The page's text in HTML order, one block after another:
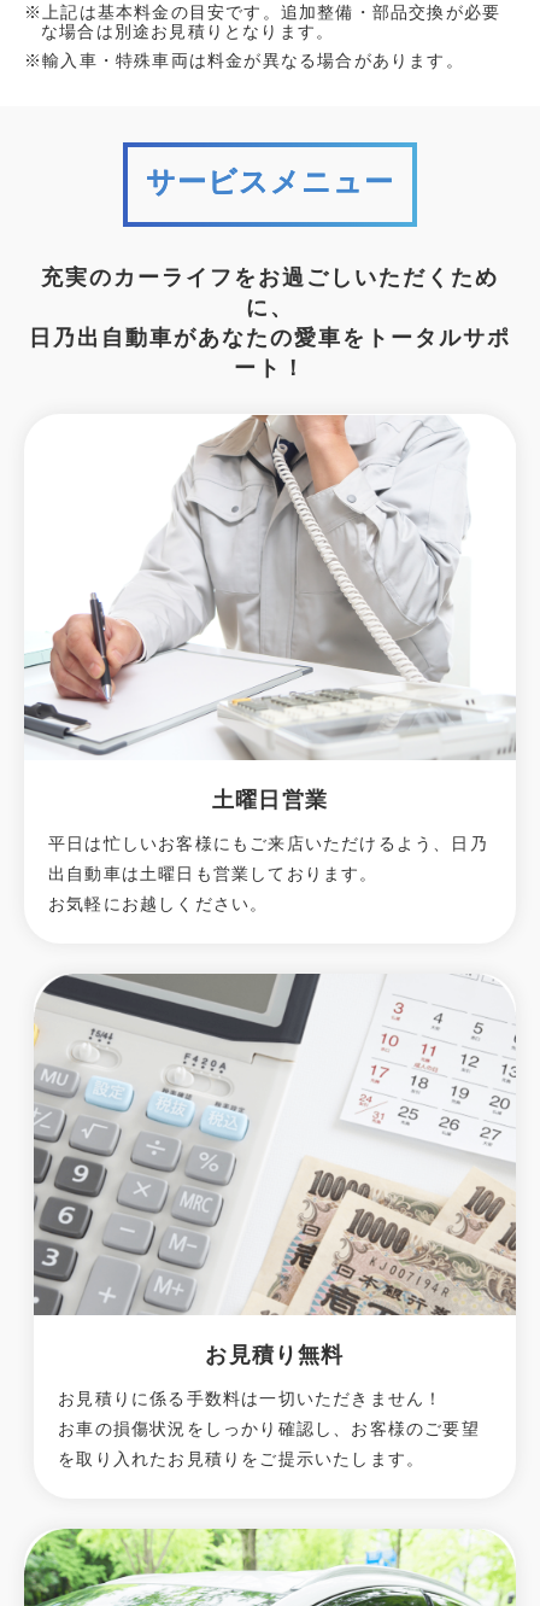
※上記は基本料金の目安です。追加整備・部品交換が必要
な場合は別途お見積りとなります。
※輸入車・特殊車両は料金が異なる場合があります。
サービスメニュー
充実のカーライフをお過ごしいただくため
に、
日乃出自動車があなたの愛車をトータルサポ
ート！
土曜日営業
平日は忙しいお客様にもご来店いただけるよう、日乃
出自動車は土曜日も営業しております。
お気軽にお越しください。
お見積り無料
お見積りに係る手数料は一切いただきません！
お車の損傷状況をしっかり確認し、お客様のご要望
を取り入れたお見積りをご提示いたします。